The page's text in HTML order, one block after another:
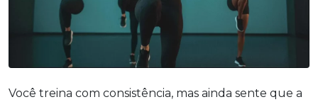
Você treina com consistência, mas ainda sente que a